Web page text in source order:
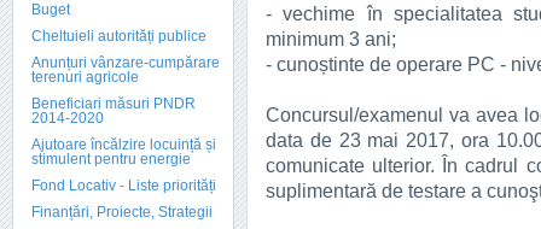
Buget
Cheltuieli autorități publice
Anunțuri vânzare-cumpărare
terenuri agricole
Beneficiari măsuri PNDR
2014-2020
Ajutoare încălzire locuință și
stimulent pentru energie
Fond Locativ - Liste priorități
Finanțări, Proiecte, Strategii
- vechime în specialitatea
minimum 3 ani;
- cunoștinte de operare PC -
Concursul/examenul va avea
data de 23 mai 2017, ora
comunicate ulterior. În cadrul
suplimentară de testare a